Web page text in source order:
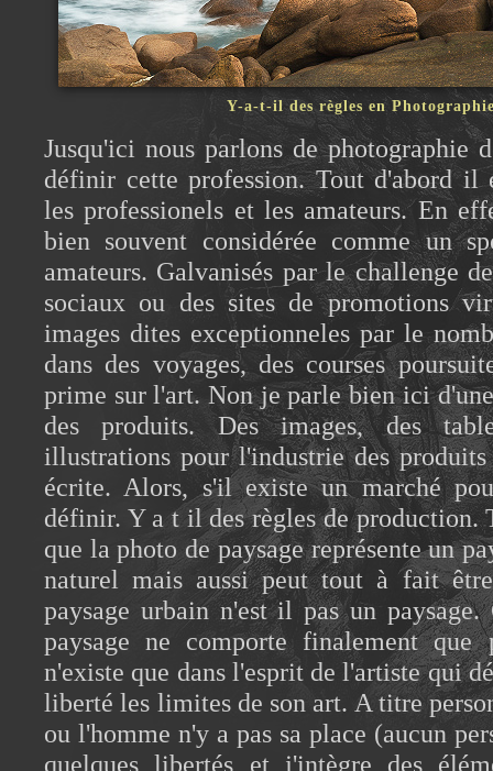
Y-a-t-il des règles en
Jusqu'ici nous parlons de photographie
définir cette profession. Tout d'abord il
les professionels et les amateurs. En
bien souvent considérée comme un
amateurs. Galvanisés par le challenge
sociaux ou des sites de promotions
images dites exceptionneles par le
dans des voyages, des courses
prime sur l'art. Non je parle bien ici
des produits. Des images, des
illustrations pour l'industrie des
écrite. Alors, s'il existe un marché
définir. Y a t il des règles de production.
que la photo de paysage représente un
naturel mais aussi peut tout à fait
paysage urbain n'est il pas un
paysage ne comporte finalement
n'existe que dans l'esprit de l'artiste qui
liberté les limites de son art. A titre
ou l'homme n'y a pas sa place (aucun
quelques libertés et j'intègre des